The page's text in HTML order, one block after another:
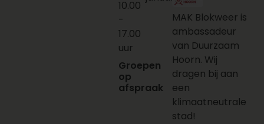
10.00
-
17.00
uur
Groepen
op
afspraak
MAK Blokweer is
ambassadeur
van Duurzaam
Hoorn. Wij
dragen bij aan
een
klimaatneutrale
stad!